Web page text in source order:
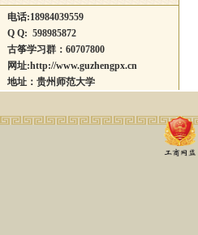
电话:18984039559
Q Q: 598985872
古筝学习群：60707800
网址:http://www.guzhengpx.cn
地址：贵州师范大学